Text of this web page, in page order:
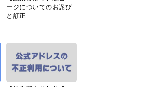
ージについてのお詫び
と訂正